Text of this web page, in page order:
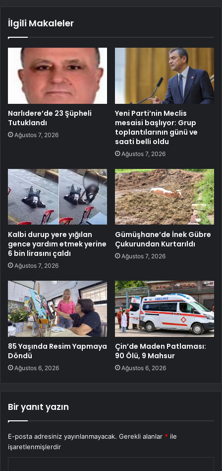
İlgili Makaleler
Narlıdere’de 23 Şüpheli
Tutuklandı
Ağustos 7, 2026
Yeni Parti’nin Meclis
mesaisi başlıyor: Grup
toplantılarının günü ve
saati belli oldu
Ağustos 7, 2026
Kalbi durup yere yığılan
gence yardım etmek yerine
6 bin lirasını çaldı
Ağustos 7, 2026
Gümüşhane’de İnek Gübre
Çukurundan Kurtarıldı
Ağustos 7, 2026
85 Yaşında Resim Yapmaya
Döndü
Ağustos 6, 2026
Çin’de Maden Patlaması:
90 Ölü, 9 Mahsur
Ağustos 6, 2026
Bir yanıt yazın
E-posta adresiniz yayınlanmayacak. Gerekli alanlar * ile
işaretlenmişlerdir